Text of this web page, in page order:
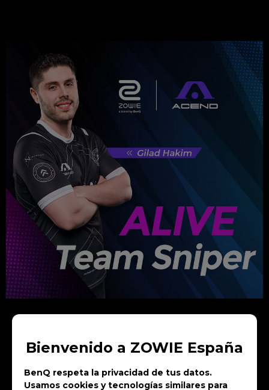
Bienvenido a ZOWIE España
BenQ respeta la privacidad de tus datos.
Usamos cookies y tecnologías similares para
Desde que se unió al Club Acend,
ALIVE ha forjado una reputación como
uno de los francotiradores más